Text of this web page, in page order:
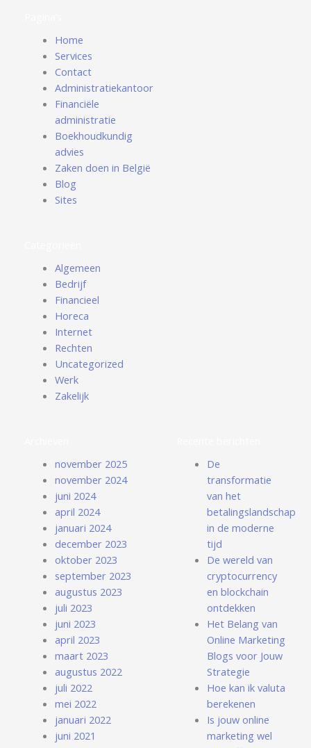
Home
Services
Contact
Administratiekantoor
Financiële
administratie
Boekhoudkundig
advies
Zaken doen in België
Blog
Sites
Algemeen
Bedrijf
Financieel
Horeca
Internet
Rechten
Uncategorized
Werk
Zakelijk
november 2025
november 2024
juni 2024
april 2024
januari 2024
december 2023
oktober 2023
september 2023
augustus 2023
juli 2023
juni 2023
april 2023
maart 2023
augustus 2022
juli 2022
mei 2022
januari 2022
juni 2021
De
transformatie
van het
betalingslandschap
in de moderne
tijd
De wereld van
cryptocurrency
en blockchain
ontdekken
Het Belang van
Online Marketing
Blogs voor Jouw
Strategie
Hoe kan ik valuta
berekenen
Is jouw online
marketing wel